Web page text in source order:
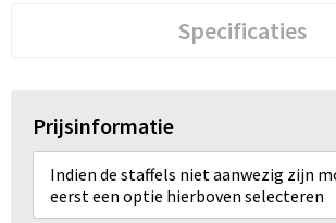
Specificaties
Prijsinformatie
Indien de staffels niet aanwezig zijn
eerst een optie hierboven selecteren